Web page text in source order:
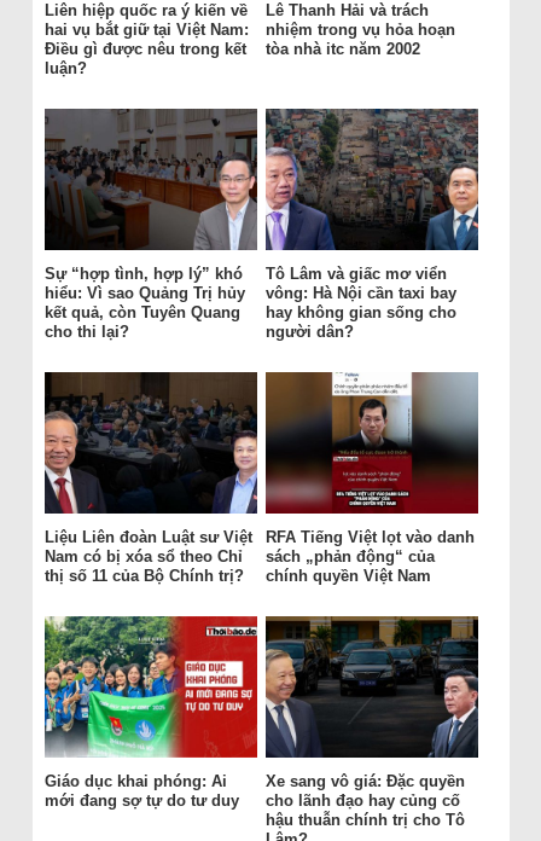
Liên hiệp quốc ra ý kiến về
hai vụ bắt giữ tại Việt Nam:
Điều gì được nêu trong kết
luận?
Lê Thanh Hải và trách
nhiệm trong vụ hỏa hoạn
tòa nhà itc năm 2002
Sự “hợp tình, hợp lý” khó
hiểu: Vì sao Quảng Trị hủy
kết quả, còn Tuyên Quang
cho thi lại?
Tô Lâm và giấc mơ viển
vông: Hà Nội cần taxi bay
hay không gian sống cho
người dân?
Liệu Liên đoàn Luật sư Việt
Nam có bị xóa sổ theo Chỉ
thị số 11 của Bộ Chính trị?
RFA Tiếng Việt lọt vào danh
sách „phản động“ của
chính quyền Việt Nam
Giáo dục khai phóng: Ai
mới đang sợ tự do tư duy
Xe sang vô giá: Đặc quyền
cho lãnh đạo hay củng cố
hậu thuẫn chính trị cho Tô